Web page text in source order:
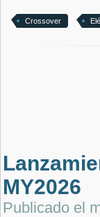
Crossover
MY2026
Publicado el